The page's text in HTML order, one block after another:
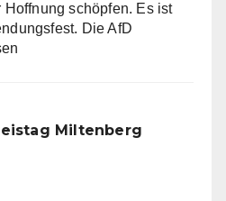
schöpfen. Es ist
Die AfD
Miltenberg